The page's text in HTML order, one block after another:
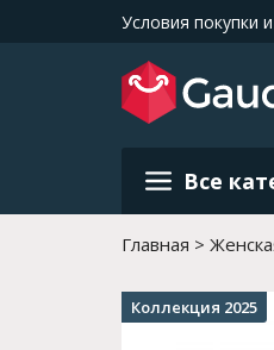
Условия покупки
Все
Главная
Коллекция 2025